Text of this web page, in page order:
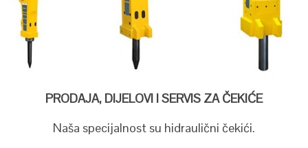
PRODAJA, DIJELOVI I SERVIS ZA ČEKIĆE
Naša specijalnost su hidraulični čekići.